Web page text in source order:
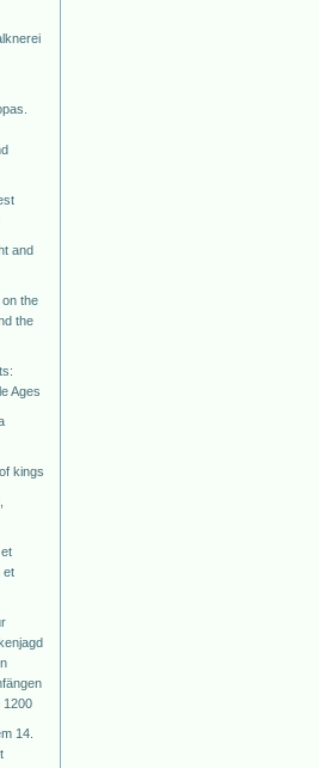
and
on the
the
Ages
kings
et
1200
14.